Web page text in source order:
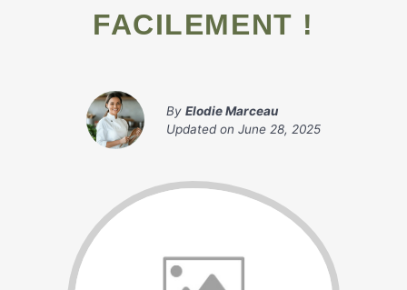
FACILEMENT !
By Elodie Marceau
Updated on June 28, 2025